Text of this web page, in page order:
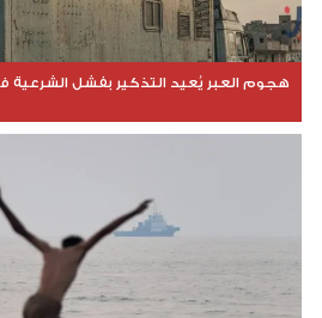
هجوم العبر يُعيد التذكير بفشل الشرعية